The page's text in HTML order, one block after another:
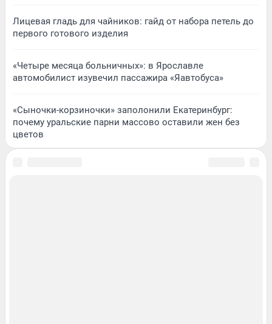
Лицевая гладь для чайников: гайд от набора петель до
первого готового изделия
«Четыре месяца больничных»: в Ярославле
автомобилист изувечил пассажира «Яавтобуса»
«Сыночки-корзиночки» заполонили Екатеринбург:
почему уральские парни массово оставили жен без
цветов